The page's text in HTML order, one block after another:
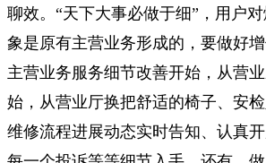
聊效。“天下大事必做于细”，用户
象是原有主营业务形成的，要做好
主营业务服务细节改善开始，从营
始，从营业厅换把舒适的椅子、安
维修流程进展动态实时告知、认真